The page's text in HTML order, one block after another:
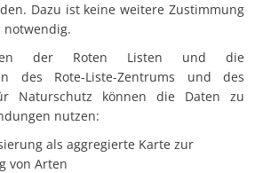
Dazu ist keine weitere Zustimmung
notwendig.
der Roten Listen und die
des Rote-Liste-Zentrums und des
Naturschutz können die Daten zu
nutzen:
als aggregierte Karte zur
von Arten